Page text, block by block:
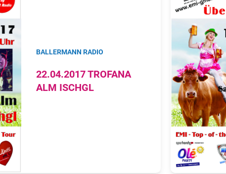
BALLERMANN RADIO
22.04.2017 TROFANA
ALM ISCHGL